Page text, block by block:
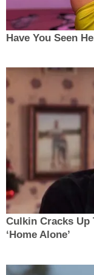
Have You Seen
Culkin Cracks Up
‘Home Alone’